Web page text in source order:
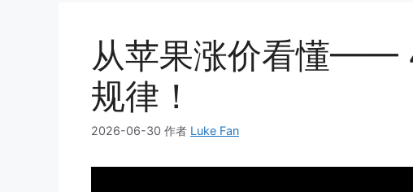
从苹果涨价看懂——
规律！
2026-06-30 作者 Luke Fan